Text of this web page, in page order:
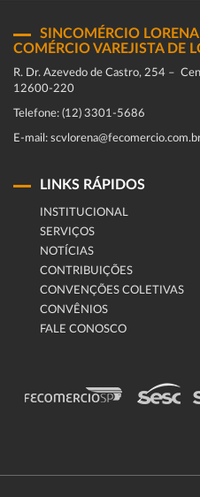
SINCOMÉRCIO
COMÉRCIO VAREJISTA DE
R. Dr. Azevedo de Castro, 254 –
12600-220
Telefone: (12) 3301-5686
E-mail:
LINKS RÁPIDOS
INSTITUCIONAL
SERVIÇOS
NOTÍCIAS
CONTRIBUIÇÕES
CONVENÇÕES COLETIVAS
CONVÊNIOS
FALE CONOSCO